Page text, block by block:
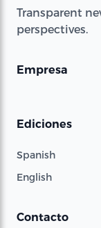
Transparent
perspectives.
Empresa
Ediciones
Spanish
English
Contacto